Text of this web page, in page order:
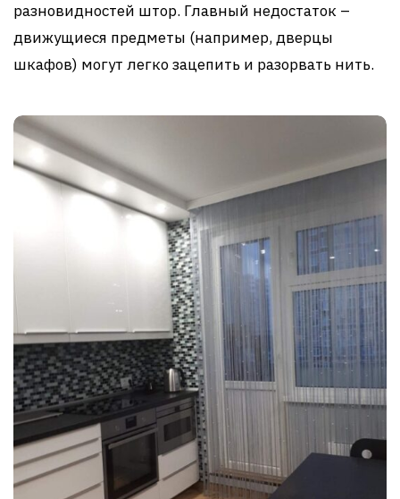
разновидностей штор. Главный недостаток –
движущиеся предметы (например, дверцы
шкафов) могут легко зацепить и разорвать нить.